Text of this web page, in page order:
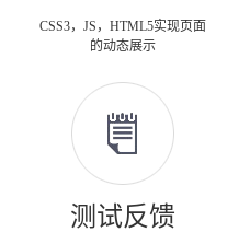
CSS3，JS，HTML5实现页面
的动态展示
测试反馈